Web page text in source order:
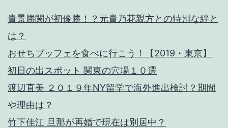
貴景勝関が初優勝！？元貴乃花親方との特別な絆と
は？
おせちブッフェを食べに行こう！【2019・東京】
初日の出スポット 関東の穴場１０選
渡辺直美 ２０１９年NY留学で海外進出検討？期間
や理由は？
竹下佳江 旦那が再婚で現在は別居中？